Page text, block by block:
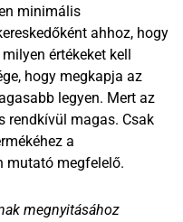
minimális
ahhoz, hogy
értékeket kell
hogy megkapja az
legyen. Mert az
rendkívül magas. Csak
a
mutató megfelelő.
megnyitásához